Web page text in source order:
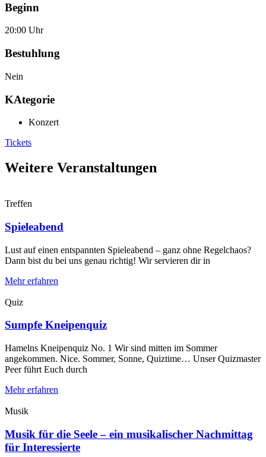
Beginn
20:00 Uhr
Bestuhlung
Nein
KAtegorie
Konzert
Tickets
Weitere Veranstaltungen
Treffen
Spieleabend
Lust auf einen entspannten Spieleabend – ganz ohne Regelchaos?
Dann bist du bei uns genau richtig! Wir servieren dir in
Mehr erfahren
Quiz
Sumpfe Kneipenquiz
Hamelns Kneipenquiz No. 1 Wir sind mitten im Sommer
angekommen. Nice. Sommer, Sonne, Quiztime… Unser Quizmaster
Peer führt Euch durch
Mehr erfahren
Musik
Musik für die Seele – ein musikalischer Nachmittag
für Interessierte